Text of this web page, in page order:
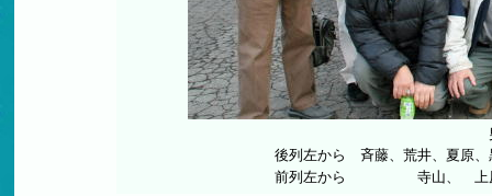
男鹿観光ホテル前
後列左から 斉藤、荒井、夏原、黒川
前列左から 寺山、 上原